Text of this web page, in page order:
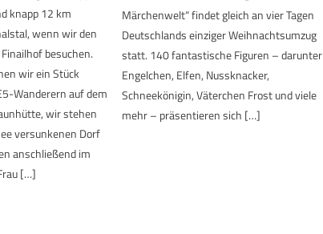
knapp 12 km
wenn wir den
besuchen.
wir ein Stück
Wanderern auf dem
wir stehen
versunkenen Dorf
anschließend im
[…]
Märchenwelt“ findet gleich an vier Tagen
Deutschlands einziger Weihnachtsumzug
statt. 140 fantastische Figuren – darunter
Engelchen, Elfen, Nussknacker,
Schneekönigin, Väterchen Frost und viele
mehr – präsentieren sich […]